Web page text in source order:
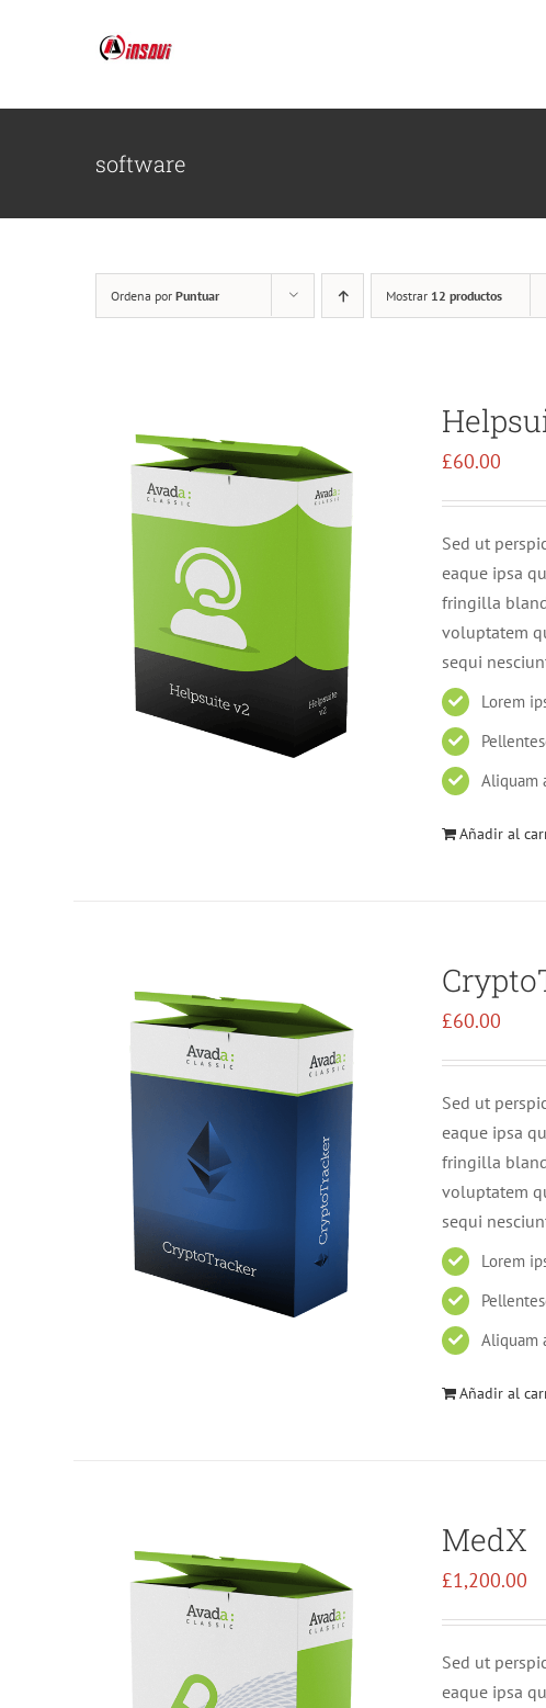
software
Ordena por Puntuar Mostrar 12 productos
£60.00
Sed ut
eaque ipsa
fringilla
voluptatem
sequi
Lorem
Aliquam
Añadir al
£60.00
Sed ut
eaque ipsa
fringilla
voluptatem
sequi
Lorem
Aliquam
Añadir al
MedX
£1,200.00
Sed ut
eaque ipsa